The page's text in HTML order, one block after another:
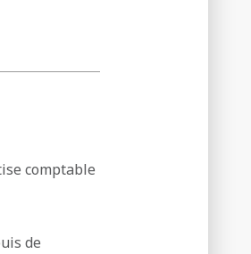
comptable
de